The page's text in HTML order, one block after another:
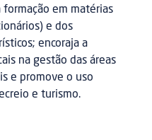
em matérias
e dos
encoraja a
na gestão das áreas
e promove o uso
e turismo.